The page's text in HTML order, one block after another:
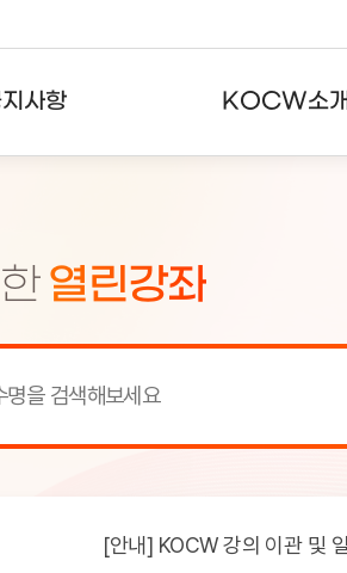
사항
통계현황
KOCW소개
열린강좌
[서비스점검] KOCW 서비스
[안내] KOCW 강의 이관 및